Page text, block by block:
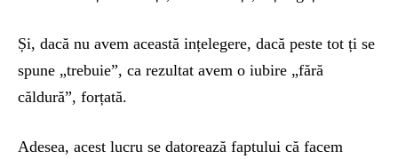
Și, dacă nu avem această ințelegere, dacă peste tot ți se
spune „trebuie”, ca rezultat avem o iubire „fără
căldură”, forțată.
Adesea, acest lucru se datorează faptului că facem